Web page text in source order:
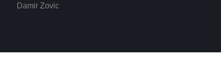
Damir Zovic